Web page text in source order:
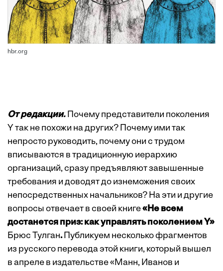
hbr.org
От редакции. Почему представители поколения
Y так не похожи на других? Почему ими так
непросто руководить, почему они с трудом
вписываются в традиционную иерархию
организаций, сразу предъявляют завышенные
требования и доводят до изнеможения своих
непосредственных начальников? На эти и другие
вопросы отвечает в своей книге«Не всем
достанется приз: как управлять поколением Y»
Брюс Тулган.Публикуем несколько фрагментов
из русского перевода этой книги, который вышел
в апреле в издательстве «Манн, Иванов и